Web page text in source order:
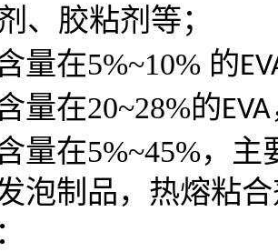
、胶粘剂等；
量在5%~10% 的
量在20~28%的EVA
量在5%~45%，主
泡制品，热熔粘